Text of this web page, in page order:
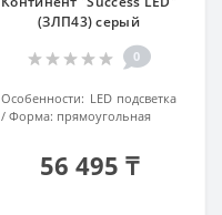
(ЗЛП43) серый
0
Особенности: LED подсветка
Форма: прямоугольная
56 495 ₸